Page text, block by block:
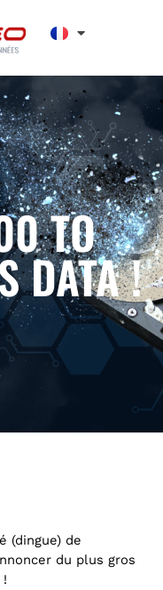
TO
DATA !
(dingue) de
du plus gros
!